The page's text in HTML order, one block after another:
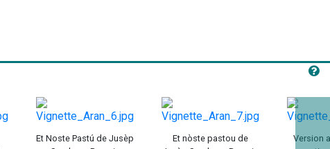
Et Noste Pastú de Jusèp
Et nòste pastou de
Version